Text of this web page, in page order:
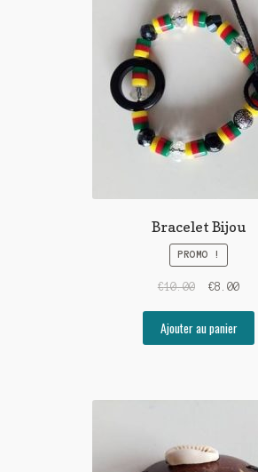
Bracelet Bijou
PROMO !
€10.00 €8.00
Ajouter au panier